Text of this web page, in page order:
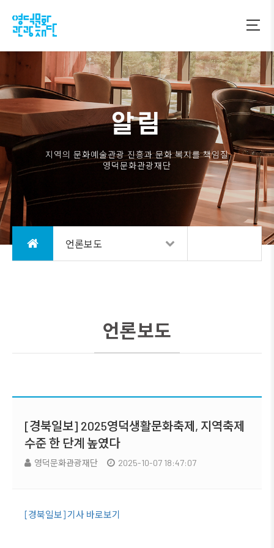
알림
지역의 문화예술관광 진흥과 문화 복지를 책임질
영덕문화관광재단
언론보도
언론보도
[경북일보] 2025영덕생활문화축제, 지역축제
수준 한 단계 높였다
영덕문화관광재단 2025-10-07 18:47:07
[경북일보] 기사 바로보기